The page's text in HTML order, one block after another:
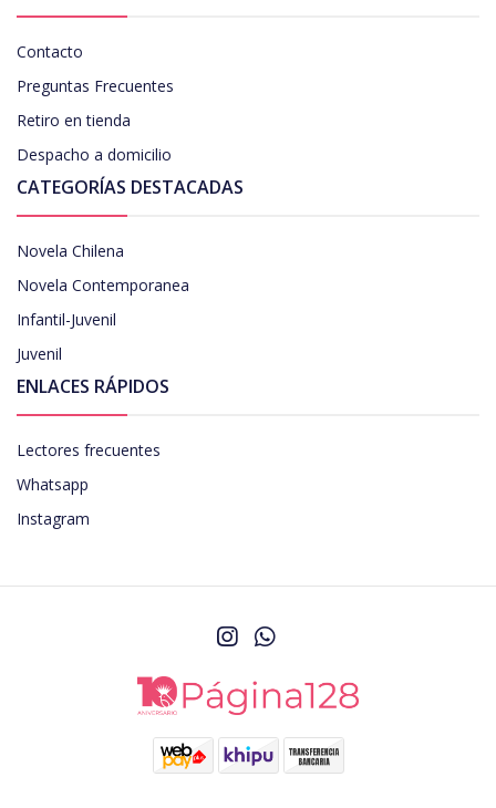
Contacto
Preguntas Frecuentes
Retiro en tienda
Despacho a domicilio
CATEGORÍAS DESTACADAS
Novela Chilena
Novela Contemporanea
Infantil-Juvenil
Juvenil
ENLACES RÁPIDOS
Lectores frecuentes
Whatsapp
Instagram